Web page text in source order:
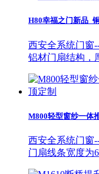
H80幸福之门新品_
西安全系统门窗
铝材门扇结构
M800轻型窗纱一体
西安全系统门窗
门扇线条宽度为